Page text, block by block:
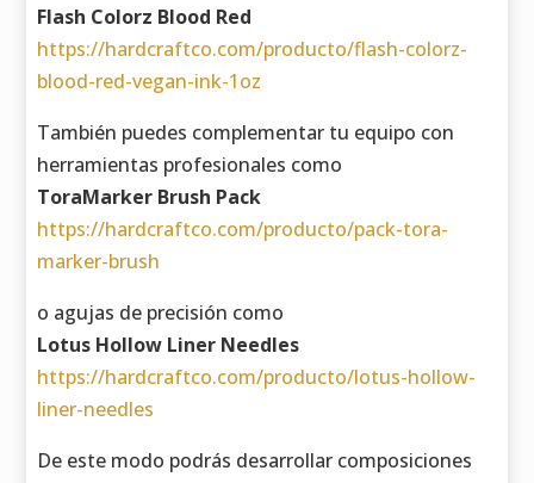
Flash Colorz Blood Red
https://hardcraftco.com/producto/flash-colorz-
blood-red-vegan-ink-1oz
También puedes complementar tu equipo con
herramientas profesionales como
ToraMarker Brush Pack
https://hardcraftco.com/producto/pack-tora-
marker-brush
o agujas de precisión como
Lotus Hollow Liner Needles
https://hardcraftco.com/producto/lotus-hollow-
liner-needles
De este modo podrás desarrollar composiciones